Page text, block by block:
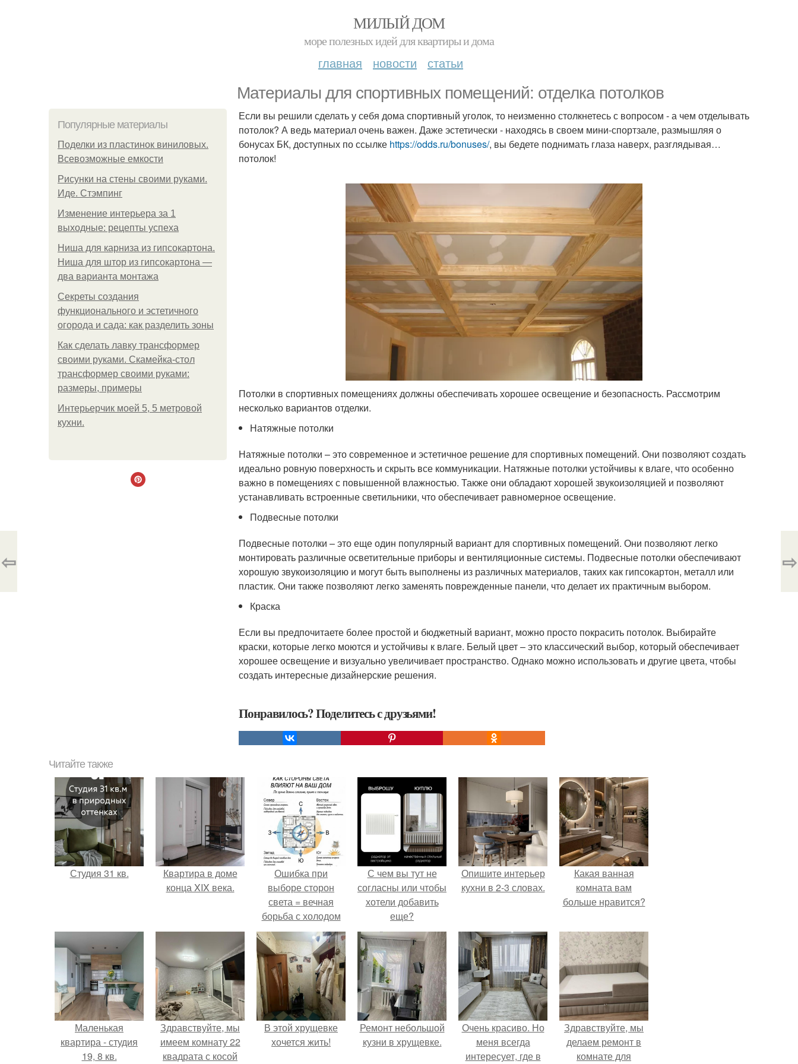
МИЛЫЙ ДОМ
море полезных идей для квартиры и дома
главная новости статьи
Материалы для спортивных помещений: отделка потолков
Популярные материалы
Поделки из пластинок виниловых.
Всевозможные емкости
Рисунки на стены своими руками.
Иде. Стэмпинг
Изменение интерьера за 1
выходные: рецепты успеха
Ниша для карниза из гипсокартона.
Ниша для штор из гипсокартона —
два варианта монтажа
Секреты создания
функционального и эстетичного
огорода и сада: как разделить зоны
Как сделать лавку трансформер
своими руками. Скамейка-стол
трансформер своими руками:
размеры, примеры
Интерьерчик моей 5, 5 метровой
кухни.
Если вы решили сделать у себя дома спортивный уголок, то неизменно столкнетесь с вопросом - а чем отделывать
потолок? А ведь материал очень важен. Даже эстетически - находясь в своем мини-спортзале, размышляя о
бонусах БК, доступных по ссылке https://odds.ru/bonuses/, вы бедете поднимать глаза наверх, разглядывая…
потолок!
Потолки в спортивных помещениях должны обеспечивать хорошее освещение и безопасность. Рассмотрим
несколько вариантов отделки.
Натяжные потолки
Натяжные потолки – это современное и эстетичное решение для спортивных помещений. Они позволяют создать
идеально ровную поверхность и скрыть все коммуникации. Натяжные потолки устойчивы к влаге, что особенно
важно в помещениях с повышенной влажностью. Также они обладают хорошей звукоизоляцией и позволяют
устанавливать встроенные светильники, что обеспечивает равномерное освещение.
Подвесные потолки
Подвесные потолки – это еще один популярный вариант для спортивных помещений. Они позволяют легко
монтировать различные осветительные приборы и вентиляционные системы. Подвесные потолки обеспечивают
хорошую звукоизоляцию и могут быть выполнены из различных материалов, таких как гипсокартон, металл или
пластик. Они также позволяют легко заменять поврежденные панели, что делает их практичным выбором.
Краска
Если вы предпочитаете более простой и бюджетный вариант, можно просто покрасить потолок. Выбирайте
краски, которые легко моются и устойчивы к влаге. Белый цвет – это классический выбор, который обеспечивает
хорошее освещение и визуально увеличивает пространство. Однако можно использовать и другие цвета, чтобы
создать интересные дизайнерские решения.
Понравилось? Поделитесь с друзьями!
⇦ ⇨
Читайте также
Студия 31 кв.
Квартира в доме
конца XIX века.
Ошибка при
выборе сторон
света = вечная
борьба с холодом
или светом.
С чем вы тут не
согласны или чтобы
хотели добавить
еще?
Опишите интерьер
кухни в 2-3 словах.
Какая ванная
комната вам
больше нравится?
Маленькая
квартира - студия
19, 8 кв.
Здравствуйте, мы
имеем комнату 22
квадрата с косой
В этой хрущевке
хочется жить!
Ремонт небольшой
кузни в хрущевке.
Очень красиво. Но
меня всегда
интересует, где в
Здравствуйте, мы
делаем ремонт в
комнате для